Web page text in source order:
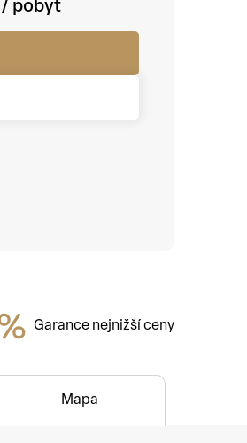
Garance nejnižší ceny
Mapa